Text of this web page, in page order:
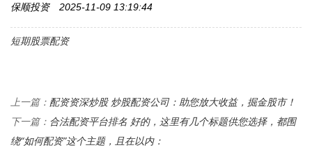
保顺投资 2025-11-09 13:19:44
短期股票配资
上一篇： 配资资深炒股 炒股配资公司：助您放大收益，掘金股市！
下一篇： 合法配资平台排名 好的，这里有几个标题供您选择，都围
绕“如何配资”这个主题，且在以内：